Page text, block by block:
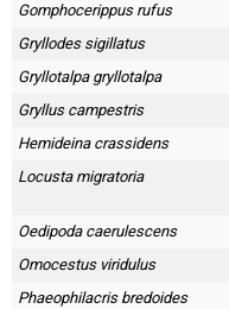
Gomphocerippus rufus
Gryllodes sigillatus
Gryllotalpa gryllotalpa
Gryllus campestris
Hemideina crassidens
Locusta migratoria
Oedipoda caerulescens
Omocestus viridulus
Phaeophilacris bredoides